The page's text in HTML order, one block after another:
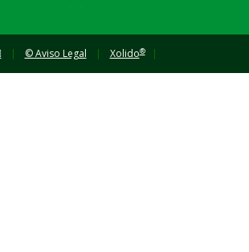
| © Aviso Legal | Xolido® |